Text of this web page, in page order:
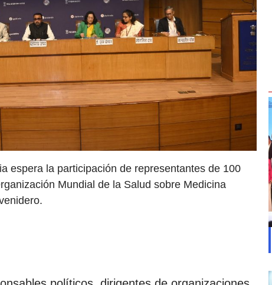
espera la participación de representantes de 100
Mundial de la Salud sobre Medicina